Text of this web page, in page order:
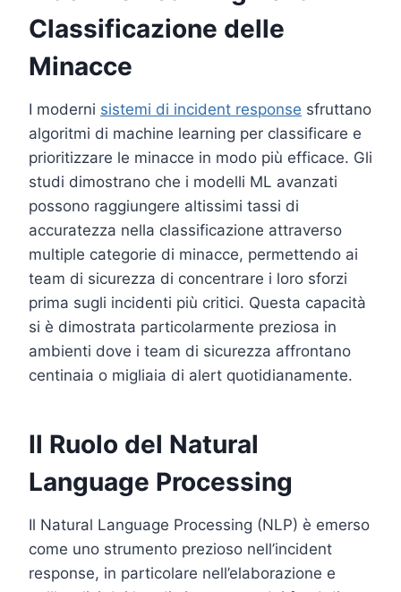
Classificazione delle
Minacce
I moderni sistemi di incident response sfruttano
algoritmi di machine learning per classificare e
prioritizzare le minacce in modo più efficace. Gli
studi dimostrano che i modelli ML avanzati
possono raggiungere altissimi tassi di
accuratezza nella classificazione attraverso
multiple categorie di minacce, permettendo ai
team di sicurezza di concentrare i loro sforzi
prima sugli incidenti più critici. Questa capacità
si è dimostrata particolarmente preziosa in
ambienti dove i team di sicurezza affrontano
centinaia o migliaia di alert quotidianamente.
Il Ruolo del Natural
Language Processing
Il Natural Language Processing (NLP) è emerso
come uno strumento prezioso nell’incident
response, in particolare nell’elaborazione e